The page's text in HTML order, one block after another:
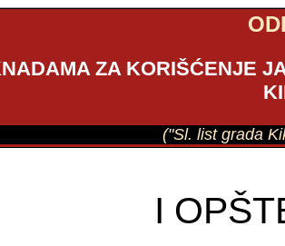
ZA KORIŠĆENJE
("Sl. list grada
I